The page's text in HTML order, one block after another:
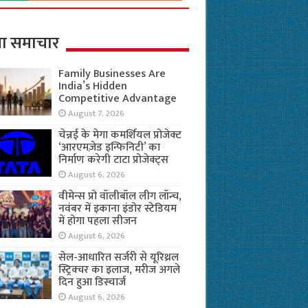
समाचार
Family Businesses Are
India’s Hidden
Competitive Advantage
August 7, 2026
चेन्नई के मेगा कमर्शियल प्रोजेक्ट
‘आरएमज़ेड इन्फिनिटी’ का
निर्माण करेगी टाटा प्रोजेक्ट्स
August 6, 2026
वीमेन्स प्रो वॉलीबॉल लीग लॉन्च,
नवंबर में इकाना इंडोर स्टेडियम
में होगा पहला सीजन
August 6, 2026
सेल-आधारित सर्जरी से यूरिथ्रल
स्ट्रिक्चर का इलाज, मरीज अगले
दिन हुआ डिस्चार्ज
August 6, 2026